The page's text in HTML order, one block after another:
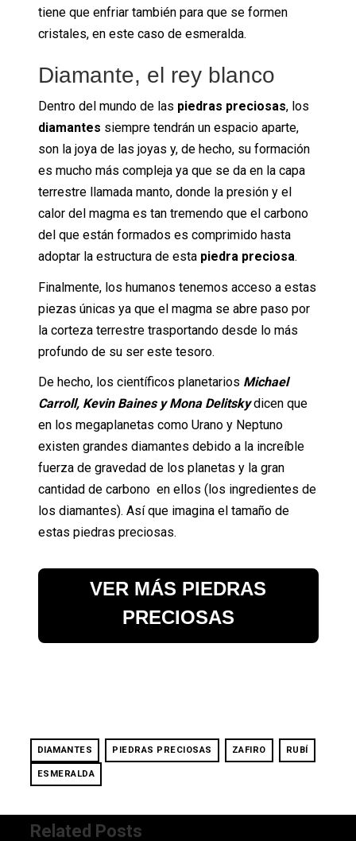
tiene que enfriar también para que se formen
cristales, en este caso de esmeralda.
Diamante, el rey blanco
Dentro del mundo de las piedras preciosas, los
diamantes siempre tendrán un espacio aparte,
son la joya de las joyas y, de hecho, su formación
es mucho más compleja ya que se da en la capa
terrestre llamada manto, donde la presión y el
calor del magma es tan tremendo que el carbono
del que están formados es comprimido hasta
adoptar la estructura de esta piedra preciosa.
Finalmente, los humanos tenemos acceso a estas
piezas únicas ya que el magma se abre paso por
la corteza terrestre trasportando desde lo más
profundo de su ser este tesoro.
De hecho, los científicos planetarios Michael
Carroll, Kevin Baines y Mona Delitsky dicen que
en los megaplanetas como Urano y Neptuno
existen grandes diamantes debido a la increíble
fuerza de gravedad de los planetas y la gran
cantidad de carbono en ellos (los ingredientes de
los diamantes). Así que imagina el tamaño de
estas piedras preciosas.
VER MÁS PIEDRAS
PRECIOSAS
DIAMANTES PIEDRAS PRECIOSAS ZAFIRO RUBÍ
ESMERALDA
Related Posts